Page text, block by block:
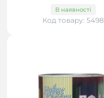
В наявності
Код товару: 5498